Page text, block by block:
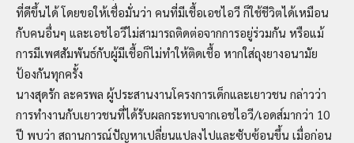
ที่ดีขึ้นได้ โดยขอให้เชื่อมั่นว่า คนที่มีเชื้อเอชไอวี ก็ใช้ชีวิตได้เหมือน
กับคนอื่นๆ และเอชไอวีไม่สามารถติดต่อจากการอยู่ร่วมกัน หรือแม้
การมีเพศสัมพันธ์กับผู้มีเชื้อก็ไม่ทำให้ติดเชื้อ หากใส่ถุงยางอนามัย
ป้องกันทุกครั้ง
นางสุดรัก ละครพล ผู้ประสานงานโครงการเด็กและเยาวชน กล่าวว่า
การทำงานกับเยาวชนที่ได้รับผลกระทบจากเอชไอวี/เอดส์มากว่า 10
ปี พบว่า สถานการณ์ปัญหาเปลี่ยนแปลงไปและซับซ้อนขึ้น เมื่อก่อน